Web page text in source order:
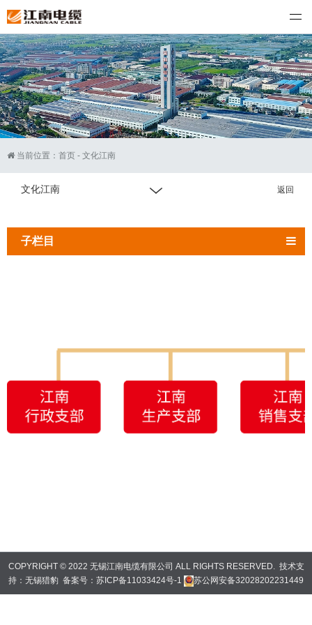
江南电缆
当前位置： 首页 - 文化江南
文化江南 返回
子栏目
COPYRIGHT © 2022 无锡江南电缆有限公司 ALL RIGHTS RESERVED. 技术支
持： 无锡猎豹 备案号： 苏ICP备11033424号-1 苏公网安备32028202231449